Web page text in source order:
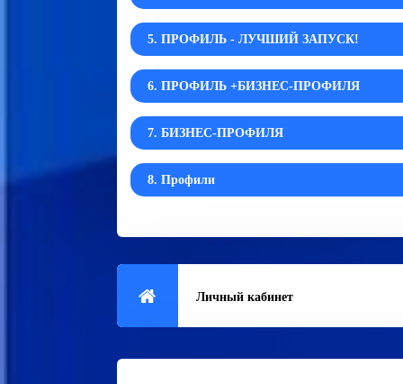
5. ПРОФИЛЬ - ЛУЧШИЙ ЗАПУСК!
6. ПРОФИЛЬ +БИЗНЕС-ПРОФИЛЯ
7. БИЗНЕС-ПРОФИЛЯ
8. Профили
Личный кабинет